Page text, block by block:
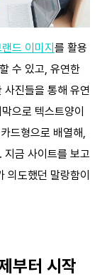
드 이미지 를 활용
수 있고, 유연한
사진들을 통해 유연
으로 텍스트양이
드형으로 배열해,
지금 사이트를 보고
의도했던 말랑함이
부터 시작